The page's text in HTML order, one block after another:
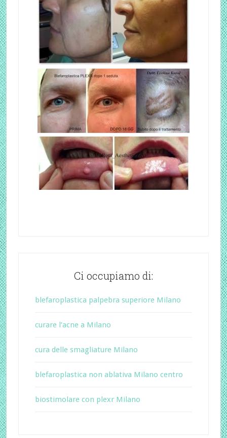
Ci occupiamo di:
blefaroplastica palpebra superiore Milano
curare l’acne a Milano
cura delle smagliature Milano
blefaroplastica non ablativa Milano centro
biostimolare con plexr Milano